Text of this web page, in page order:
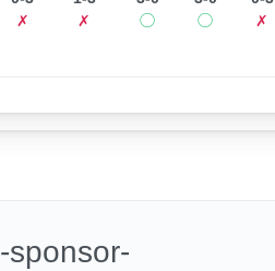
✗
✗
◯
◯
✗
-sponsor-